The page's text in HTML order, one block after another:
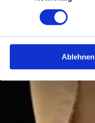
Ablehnen